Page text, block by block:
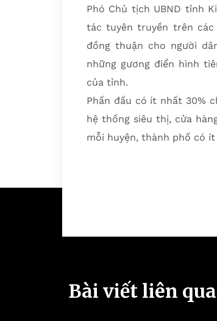
Phó Chủ tịch UBND tỉnh
tác tuyên truyền trên
đồng thuận cho người
những gương điển hình
của tỉnh.
Phấn đấu có ít nhất 30%
hệ thống siêu thị, cửa
mỗi huyện, thành phố có ít
Bài viết liên